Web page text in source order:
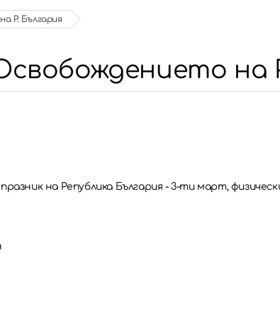
Р. България
на
на Република България - 3-ти март,